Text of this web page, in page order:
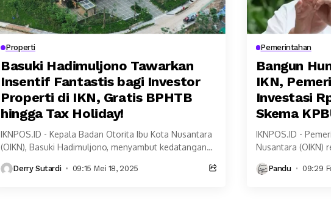
Properti
Basuki Hadimuljono Tawarkan
Insentif Fantastis bagi Investor
Properti di IKN, Gratis BPHTB
hingga Tax Holiday!
IKNPOS.ID - Kepala Badan Otorita Ibu Kota Nusantara
(OIKN), Basuki Hadimuljono, menyambut kedatangan
IKN dalam rangka...
Derry Sutardi 09:15 Mei 18, 2025
Pemerintahan
Bangun
IKN,
Investasi
Skema
IKNPOS.ID -
Nusantara (OIKN)
Usaha (KPBU)
Pandu 09:29